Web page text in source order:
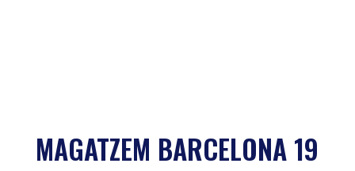
MAGATZEM BARCELONA 19